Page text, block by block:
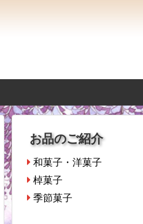
お品のご紹介
和菓子・洋菓子
棹菓子
季節菓子